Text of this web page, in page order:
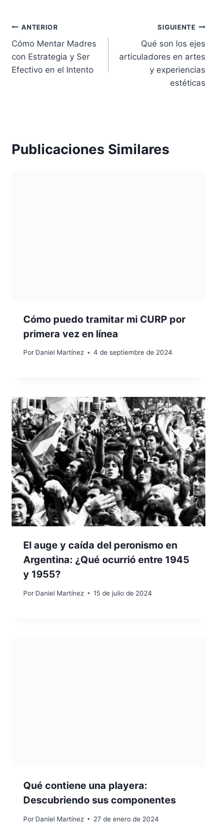
Navegación
de
entradas
ANTERIOR
Cómo Mentar Madres
con Estrategia y Ser
Efectivo en el Intento
SIGUIENTE
Qué son los ejes
articuladores en artes
y experiencias
estéticas
Publicaciones Similares
Cómo puedo tramitar mi CURP por
primera vez en línea
Por Daniel Martínez 4 de septiembre de 2024
El auge y caída del peronismo en
Argentina: ¿Qué ocurrió entre 1945
y 1955?
Por Daniel Martínez 15 de julio de 2024
Qué contiene una playera:
Descubriendo sus componentes
Por Daniel Martínez 27 de enero de 2024